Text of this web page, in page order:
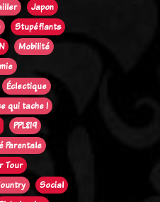
Japon
Stupéfiants
Mobilité
Éclectique
qui tache !
PPL819
Parentale
Tour
Social